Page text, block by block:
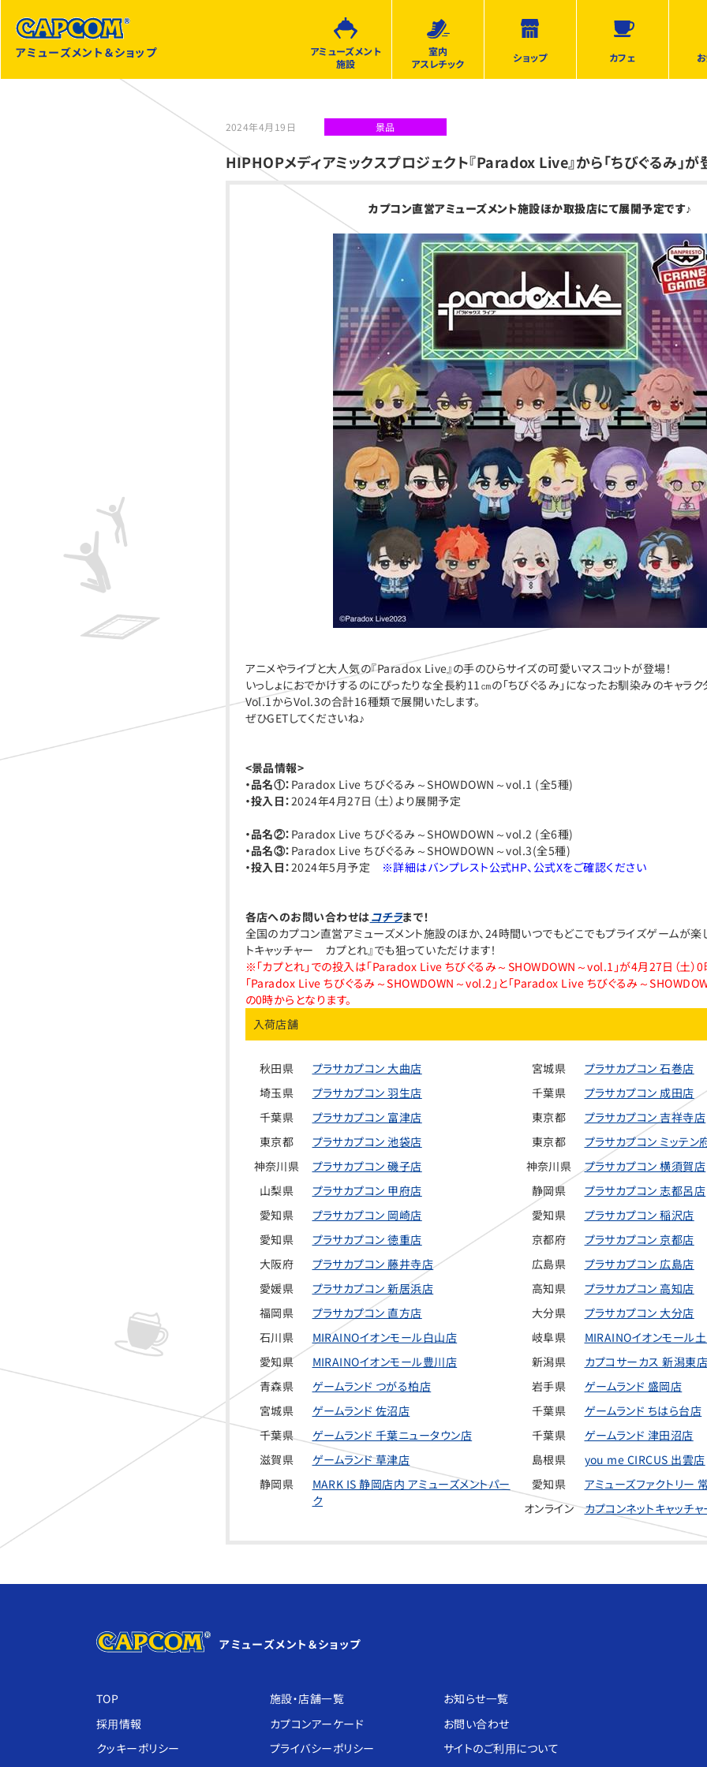
アミューズメント＆ショップ
アミューズメント
施設
室内
アスレチック
ショップ カフェ
2024年4月19日 景品
HIPHOPメディアミックスプロジェクト『Paradox Live』から「ちびぐるみ」が
カプコン直営アミューズメント施設ほか取扱店にて展開予定です♪
アニメやライブと大人気の『Paradox Live』の手のひらサイズの可愛いマスコットが登場！
いっしょにおでかけするのにぴったりな全長約11㎝の「ちびぐるみ」になったお馴染みのキャラ
Vol.1からVol.3の合計16種類で展開いたします。
ぜひGETしてくださいね♪
<景品情報>
・品名①： Paradox Live ちびぐるみ～SHOWDOWN～vol.1 (全5種)
・投入日：2024年4月27日（土）より展開予定
・品名②： Paradox Live ちびぐるみ～SHOWDOWN～vol.2 (全6種)
・品名③： Paradox Live ちびぐるみ～SHOWDOWN～vol.3(全5種)
・投入日：2024年5月予定 ※詳細はバンプレスト公式HP、公式Xをご確認ください
各店へのお問い合わせはコチラまで！
全国のカプコン直営アミューズメント施設のほか、24時間いつでもどこでもプライズゲームが楽
トキャッチャー カプとれ』でも狙っていただけます！
※「カプとれ」での投入は「Paradox Live ちびぐるみ～SHOWDOWN～vol.1」が4月27日（土）0
「Paradox Live ちびぐるみ～SHOWDOWN～vol.2」と「Paradox Live ちびぐるみ～
の0時からとなります。
入荷店舗
秋田県 プラサカプコン 大曲店 宮城県
プラサカプコン 石巻店
埼玉県
プラサカプコン 羽生店 千葉県
プラサカプコン 成田店
千葉県
プラサカプコン 富津店 東京都
プラサカプコン 吉祥寺店
東京都
プラサカプコン 池袋店 東京都
プラサカプコン ミッテン
神奈川県
プラサカプコン 磯子店 神奈川県
プラサカプコン 横須賀店
山梨県
プラサカプコン 甲府店 静岡県
プラサカプコン 志都呂店
愛知県
プラサカプコン 岡崎店 愛知県
プラサカプコン 稲沢店
愛知県
プラサカプコン 徳重店 京都府
プラサカプコン 京都店
大阪府
プラサカプコン 藤井寺店 広島県
プラサカプコン 広島店
愛媛県
プラサカプコン 新居浜店 高知県
プラサカプコン 高知店
福岡県
プラサカプコン 直方店 大分県
プラサカプコン 大分店
石川県
MIRAINOイオンモール白山店 岐阜県
MIRAINOイオンモール
愛知県
MIRAINOイオンモール豊川店 新潟県
カプコサーカス 新潟東
青森県
ゲームランド つがる柏店 岩手県
ゲームランド 盛岡店
宮城県
ゲームランド 佐沼店 千葉県
ゲームランド ちはら台店
千葉県
ゲームランド 千葉ニュータウン店 千葉県
ゲームランド 津田沼店
滋賀県
ゲームランド 草津店 島根県
you me CIRCUS 出雲店
静岡県
MARK IS 静岡店内 アミューズメントパー
ク
愛知県
アミューズファクトリー
オンライン
カプコンネットキャッチ
アミューズメント＆ショップ
TOP 施設・店舗⼀覧
お知らせ⼀覧
採⽤情報
カプコンアーケード
お問い合わせ
クッキーポリシー
プライバシーポリシー サイトのご利⽤について